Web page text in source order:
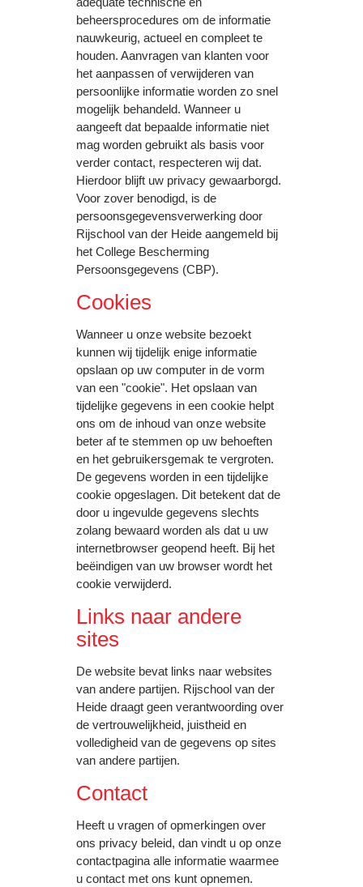
beheersprocedures om de informatie
nauwkeurig, actueel en compleet te
houden. Aanvragen van klanten voor
het aanpassen of verwijderen van
persoonlijke informatie worden zo snel
mogelijk behandeld. Wanneer u
aangeeft dat bepaalde informatie niet
mag worden gebruikt als basis voor
verder contact, respecteren wij dat.
Hierdoor blijft uw privacy gewaarborgd.
Voor zover benodigd, is de
persoonsgegevensverwerking door
Rijschool van der Heide aangemeld bij
het College Bescherming
Persoonsgegevens (CBP).
Cookies
Wanneer u onze website bezoekt
kunnen wij tijdelijk enige informatie
opslaan op uw computer in de vorm
van een "cookie". Het opslaan van
tijdelijke gegevens in een cookie helpt
ons om de inhoud van onze website
beter af te stemmen op uw behoeften
en het gebruikersgemak te vergroten.
De gegevens worden in een tijdelijke
cookie opgeslagen. Dit betekent dat de
door u ingevulde gegevens slechts
zolang bewaard worden als dat u uw
internetbrowser geopend heeft. Bij het
beëindigen van uw browser wordt het
cookie verwijderd.
Links naar andere
sites
De website bevat links naar websites
van andere partijen. Rijschool van der
Heide draagt geen verantwoording over
de vertrouwelijkheid, juistheid en
volledigheid van de gegevens op sites
van andere partijen.
Contact
Heeft u vragen of opmerkingen over
ons privacy beleid, dan vindt u op onze
contactpagina alle informatie waarmee
u contact met ons kunt opnemen.